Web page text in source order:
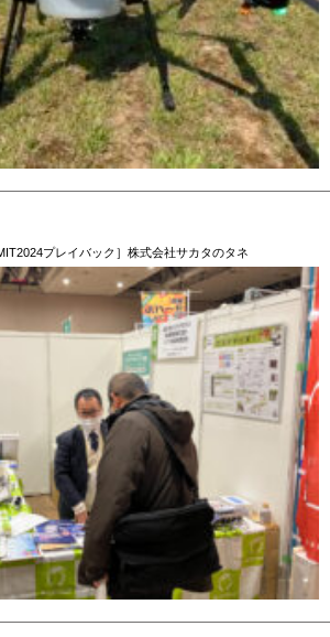
プレイバック］株式会社サカタのタネ